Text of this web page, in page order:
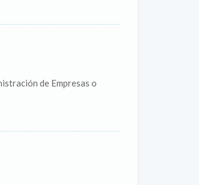
de Empresas o